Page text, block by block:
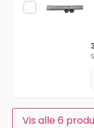
Vis alle 6